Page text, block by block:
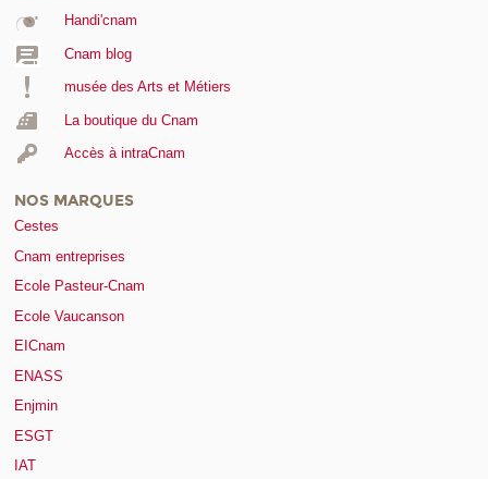
Handi'cnam
Cnam blog
musée des Arts et Métiers
La boutique du Cnam
Accès à intraCnam
NOS MARQUES
Cestes
Cnam entreprises
Ecole Pasteur-Cnam
Ecole Vaucanson
EICnam
ENASS
Enjmin
ESGT
IAT